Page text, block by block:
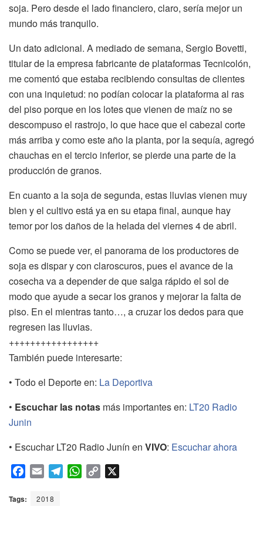
soja. Pero desde el lado financiero, claro, sería mejor un
mundo más tranquilo.
Un dato adicional. A mediado de semana, Sergio Bovetti,
titular de la empresa fabricante de plataformas Tecnicolón,
me comentó que estaba recibiendo consultas de clientes
con una inquietud: no podían colocar la plataforma al ras
del piso porque en los lotes que vienen de maíz no se
descompuso el rastrojo, lo que hace que el cabezal corte
más arriba y como este año la planta, por la sequía, agregó
chauchas en el tercio inferior, se pierde una parte de la
producción de granos.
En cuanto a la soja de segunda, estas lluvias vienen muy
bien y el cultivo está ya en su etapa final, aunque hay
temor por los daños de la helada del viernes 4 de abril.
Como se puede ver, el panorama de los productores de
soja es dispar y con claroscuros, pues el avance de la
cosecha va a depender de que salga rápido el sol de
modo que ayude a secar los granos y mejorar la falta de
piso. En el mientras tanto…, a cruzar los dedos para que
regresen las lluvias.
+++++++++++++++++
También puede interesarte:
• Todo el Deporte en: La Deportiva
• Escuchar las notas más importantes en: LT20 Radio
Junin
• Escuchar LT20 Radio Junín en VIVO: Escuchar ahora
c
a
W
Tags: 2018